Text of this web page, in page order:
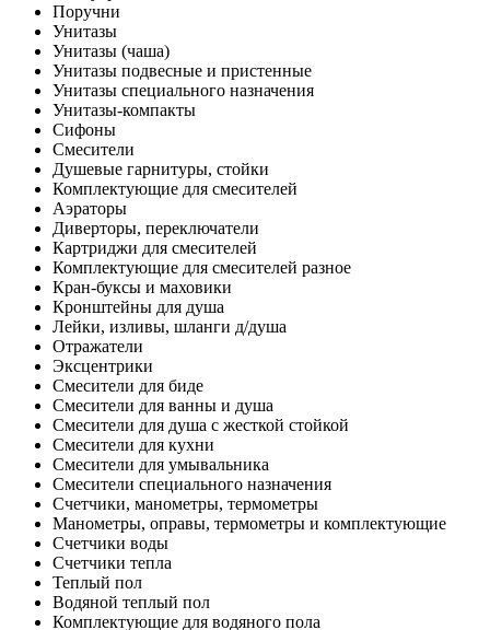
Поручни
Унитазы
Унитазы (чаша)
Унитазы подвесные и пристенные
Унитазы специального назначения
Унитазы-компакты
Сифоны
Смесители
Душевые гарнитуры, стойки
Комплектующие для смесителей
Аэраторы
Диверторы, переключатели
Картриджи для смесителей
Комплектующие для смесителей разное
Кран-буксы и маховики
Кронштейны для душа
Лейки, изливы, шланги д/душа
Отражатели
Эксцентрики
Смесители для биде
Смесители для ванны и душа
Смесители для душа с жесткой стойкой
Смесители для кухни
Смесители для умывальника
Смесители специального назначения
Счетчики, манометры, термометры
Манометры, оправы, термометры и комплектующие
Счетчики воды
Счетчики тепла
Теплый пол
Водяной теплый пол
Комплектующие для водяного пола